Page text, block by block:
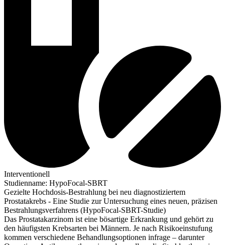
Interventionell
Studienname: HypoFocal-SBRT
Gezielte Hochdosis-Bestrahlung bei neu diagnostiziertem
Prostatakrebs - Eine Studie zur Untersuchung eines neuen, präzisen
Bestrahlungsverfahrens (HypoFocal-SBRT-Studie)
Das Prostatakarzinom ist eine bösartige Erkrankung und gehört zu
den häufigsten Krebsarten bei Männern. Je nach Risikoeinstufung
kommen verschiedene Behandlungsoptionen infrage – darunter